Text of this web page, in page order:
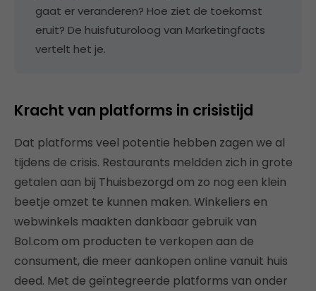
gaat er veranderen? Hoe ziet de toekomst
eruit? De huisfuturoloog van Marketingfacts
vertelt het je.
Kracht van platforms in crisistijd
Dat platforms veel potentie hebben zagen we al
tijdens de crisis. Restaurants meldden zich in grote
getalen aan bij Thuisbezorgd om zo nog een klein
beetje omzet te kunnen maken. Winkeliers en
webwinkels maakten dankbaar gebruik van
Bol.com om producten te verkopen aan de
consument, die meer aankopen online vanuit huis
deed. Met de geïntegreerde platforms van onder